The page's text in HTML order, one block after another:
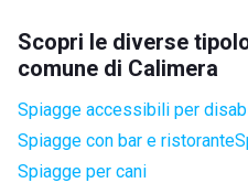
Scopri le diverse
comune di Calimera
Spiagge accessibili per
Spiagge con bar e ristorante
Spiagge per cani